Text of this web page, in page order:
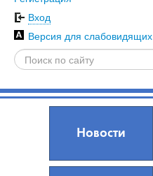
Вход
Версия для слабовидящих
Новости